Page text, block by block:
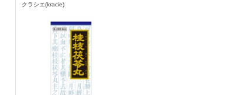
クラシエ(kracie)